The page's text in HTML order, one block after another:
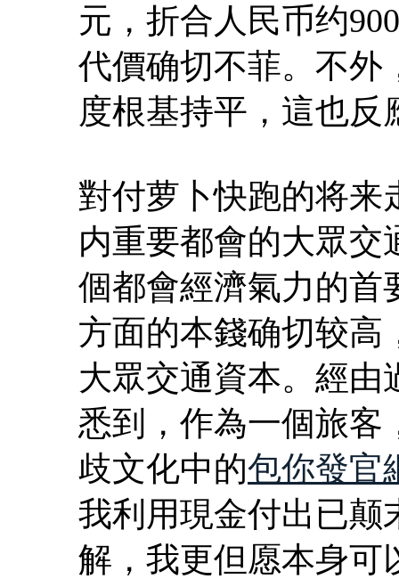
元，折合人民币约
代價确切不菲。不外
度根基持平，這也反
對付萝卜快跑的将来
内重要都會的大眾交
個都會經濟氣力的首
方面的本錢确切较高
大眾交通資本。經由
悉到，作為一個旅客
歧文化中的包你發官
我利用現金付出已颠
解，我更但愿本身可